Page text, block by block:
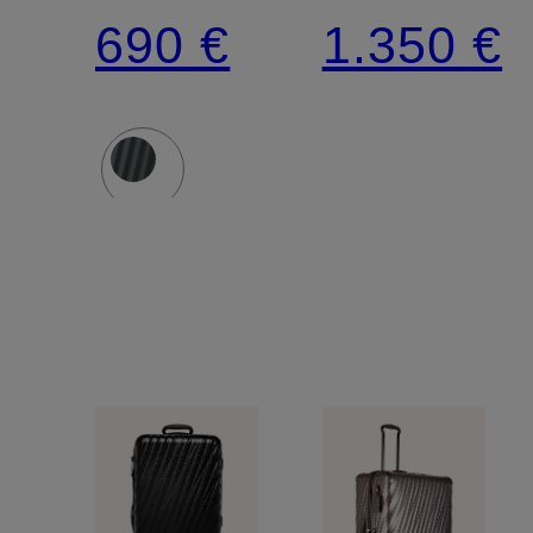
38 l
690 €
55 l
1.350 €